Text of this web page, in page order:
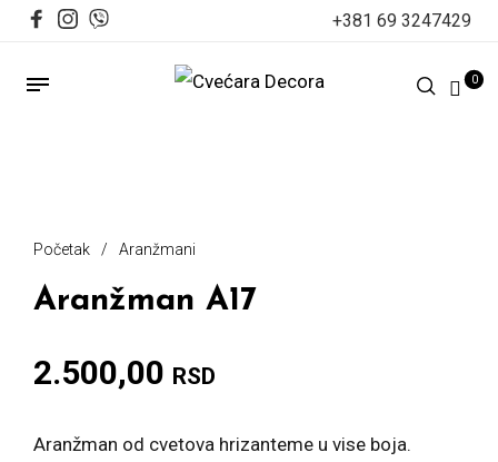
+381 69 3247429
0
Početak / Aranžmani
Aranžman A17
2.500,00 RSD
Aranžman od cvetova hrizanteme u vise boja.